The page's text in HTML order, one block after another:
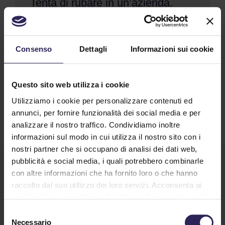
Consenso Dettagli Informazioni sui cookie
Questo sito web utilizza i cookie
Utilizziamo i cookie per personalizzare contenuti ed
annunci, per fornire funzionalità dei social media e per
analizzare il nostro traffico. Condividiamo inoltre
informazioni sul modo in cui utilizza il nostro sito con i
nostri partner che si occupano di analisi dei dati web,
pubblicità e social media, i quali potrebbero combinarle
con altre informazioni che ha fornito loro o che hanno
raccolto dal suo utilizzo dei loro servizi. Acconsenta ai
Necessario
Tenta di rubare in un’azienda.
Messo in fuga dalla Lince
Gli agenti del servizio di vigilanza La Lince hanno
Continua a Leggere